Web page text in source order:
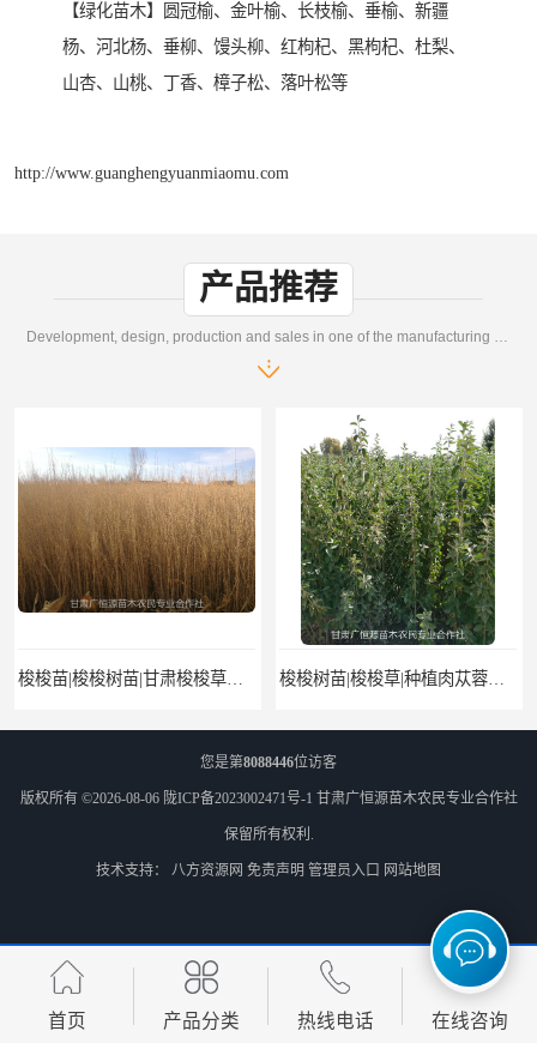
【绿化苗木】圆冠榆、金叶榆、长枝榆、垂榆、新疆
杨、河北杨、垂柳、馒头柳、红枸杞、黑枸杞、杜梨、
山杏、山桃、丁香、樟子松、落叶松等
http://www.guanghengyuanmiaomu.com
产品推荐
2017年柠条种植基地 柠条毛条种植方法 柠条树苗供应基地
您是第8088446位访客
版权所有 ©2026-08-06 陇ICP备2023002471号-1 甘肃广恒源苗木农民专业合作社
保留所有权利.
技术支持： 八方资源网 免责声明 管理员入口 网站地图
首页 产品分类 热线电话 在线咨询